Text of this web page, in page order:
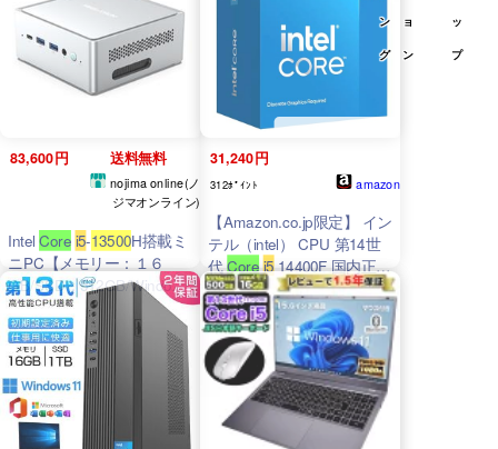
ン
グ
ョ
ン
ッ
プ
83,600円 送料無料
nojima online(ノ
ジマオンライン)
IntelCore i5-13500H搭載ミ
ニPC【メモリー：１６
GB/SSD：512GB/Windows
11 Pro】 NAB5R-16-512-
W11Pro-13500H
31,240円
312ﾎﾟｲﾝﾄ amazon
【Amazon.co.jp限定】 イン
テル（intel） CPU 第14世
代Corei514400F 国内正規
代理店保証1年付